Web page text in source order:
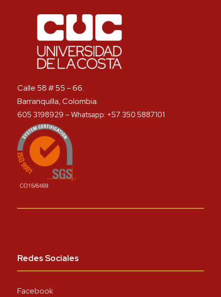
Calle 58 # 55 – 66.
Barranquilla, Colombia.
605 3198929 – Whatsapp: +57 350 5887101
Redes Sociales
Facebook